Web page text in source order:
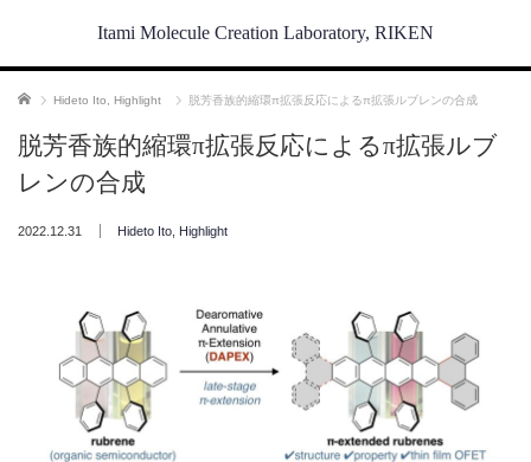
Itami Molecule Creation Laboratory, RIKEN
ホーム Hideto Ito Highlight 脱芳香族的縮環π拡張反応によるπ拡張ルブレンの合成
脱芳香族的縮環π拡張反応によるπ拡張ルブ
レンの合成
2022.12.31 Hideto Ito Highlight